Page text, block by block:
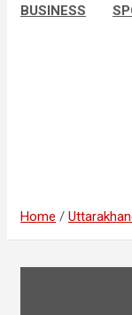
BUSINESS
Home